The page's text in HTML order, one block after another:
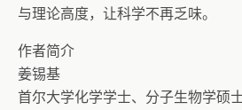
与理论高度，让科学不再乏味。
作者简介
姜锡基
首尔大学化学学士、分子生物学硕